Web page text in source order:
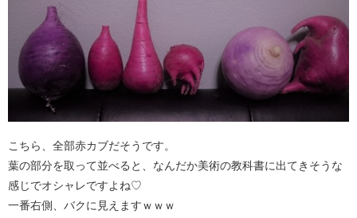
こちら、全部赤カブだそうです。
葉の部分を取って並べると、なんだか美術の教科書に出てきそうな
感じでオシャレですよね♡
一番右側、バクに見えますｗｗｗ